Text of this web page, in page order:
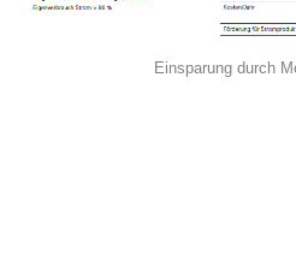
Einsparung durch